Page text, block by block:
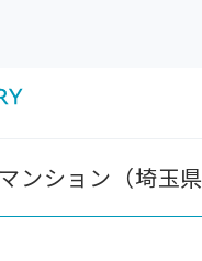
ンション（埼玉